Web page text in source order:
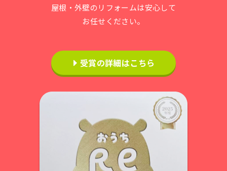
屋根・外壁のリフォームは安心して
お任せください。
受賞の詳細はこちら